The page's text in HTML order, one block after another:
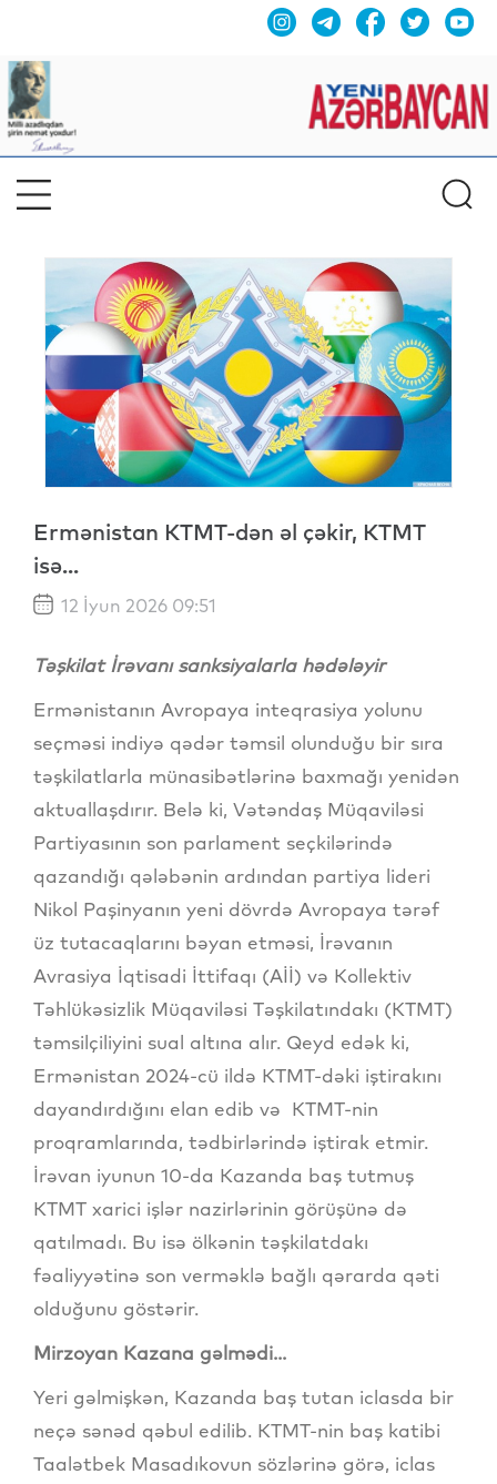
Ermənistan KTMT-dən əl çəkir, KTMT
isə...
12 İyun 2026 09:51
Təşkilat İrəvanı sanksiyalarla hədələyir
Ermənistanın Avropaya inteqrasiya yolunu
seçməsi indiyə qədər təmsil olunduğu bir sıra
təşkilatlarla münasibətlərinə baxmağı yenidən
aktuallaşdırır. Belə ki, Vətəndaş Müqaviləsi
Partiyasının son parlament seçkilərində
qazandığı qələbənin ardından partiya lideri
Nikol Paşinyanın yeni dövrdə Avropaya tərəf
üz tutacaqlarını bəyan etməsi, İrəvanın
Avrasiya İqtisadi İttifaqı (Aİİ) və Kollektiv
Təhlükəsizlik Müqaviləsi Təşkilatındakı (KTMT)
təmsilçiliyini sual altına alır. Qeyd edək ki,
Ermənistan 2024-cü ildə KTMT-dəki iştirakını
dayandırdığını elan edib və KTMT-nin
proqramlarında, tədbirlərində iştirak etmir.
İrəvan iyunun 10-da Kazanda baş tutmuş
KTMT xarici işlər nazirlərinin görüşünə də
qatılmadı. Bu isə ölkənin təşkilatdakı
fəaliyyətinə son verməklə bağlı qərarda qəti
olduğunu göstərir.
Mirzoyan Kazana gəlmədi...
Yeri gəlmişkən, Kazanda baş tutan iclasda bir
neçə sənəd qəbul edilib. KTMT-nin baş katibi
Taalətbek Masadıkovun sözlərinə görə, iclas